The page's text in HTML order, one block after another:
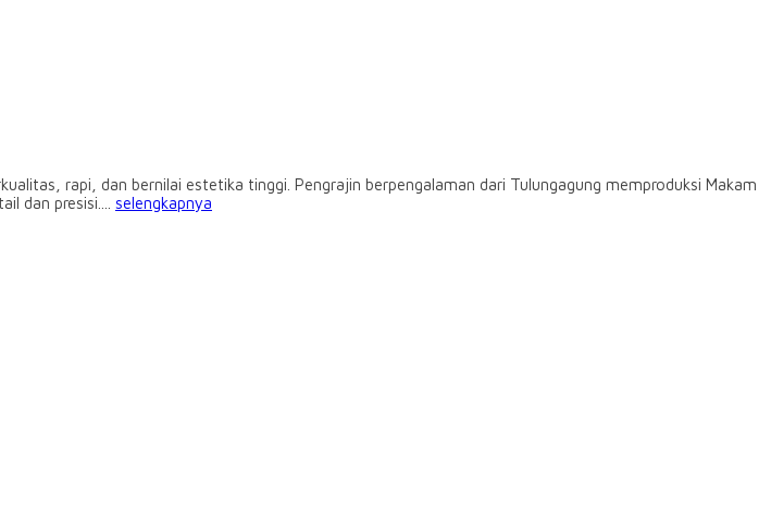
rapi, dan bernilai estetika tinggi. Pengrajin berpengalaman dari Tulungagung memproduksi Makam
dan presisi.... selengkapnya